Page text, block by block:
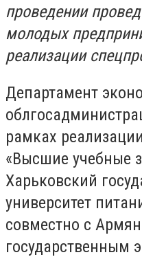
проведении
молодых
реализации
Департамент
рамках
«Высшие учебные
Харьковский
университет
совместно с
государственным